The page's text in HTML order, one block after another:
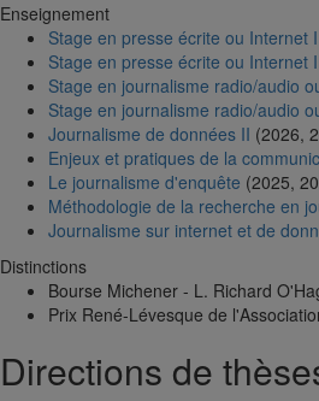
Enseignement
Stage en presse écrite ou Internet I
Stage en presse écrite ou Internet
Stage en journalisme radio/audio
Stage en journalisme radio/audio
Journalisme de données II (2026,
Enjeux et pratiques de la
Le journalisme d'enquête (2025,
Méthodologie de la recherche en
Journalisme sur internet et de
Distinctions
Bourse Michener - L. Richard
Prix René-Lévesque de
Directions de